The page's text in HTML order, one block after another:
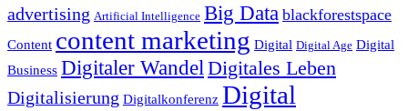
advertising Artificial Intelligence Big Data blackforestspace
Content content marketing Digital Digital Age Digital
Business Digitaler Wandel Digitales Leben
Digitalisierung Digitalkonferenz Digital